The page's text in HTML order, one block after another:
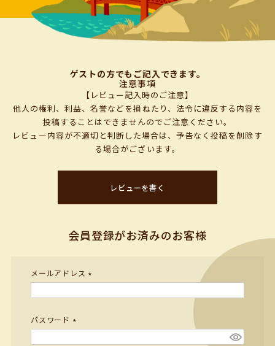
ゲストの方でもご記入できます。
注意事項
【レビュー記入時のご注意】
他人の権利、利益、名誉などを損ねたり、法令に違反する内容を
投稿することはできませんのでご注意ください。
レビュー内容が不適切と判断した場合は、予告なく投稿を削除す
る場合がございます。
レビューを書く
会員登録がお済みのお客様
メールアドレス
須)
パスワード